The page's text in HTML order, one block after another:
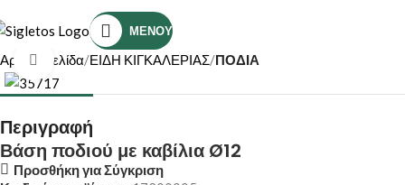
ΜΕΝΟΎ
Αρχική σελίδα ΕΙΔΗ ΚΙΓΚΑΛΕΡΙΑΣ ΠΟΔΙΑ
Κάντε κλικ για μεγέθυνση
Περιγραφή
Βάση ποδιού με καβίλια Ø12
Προσθήκη για Σύγκριση